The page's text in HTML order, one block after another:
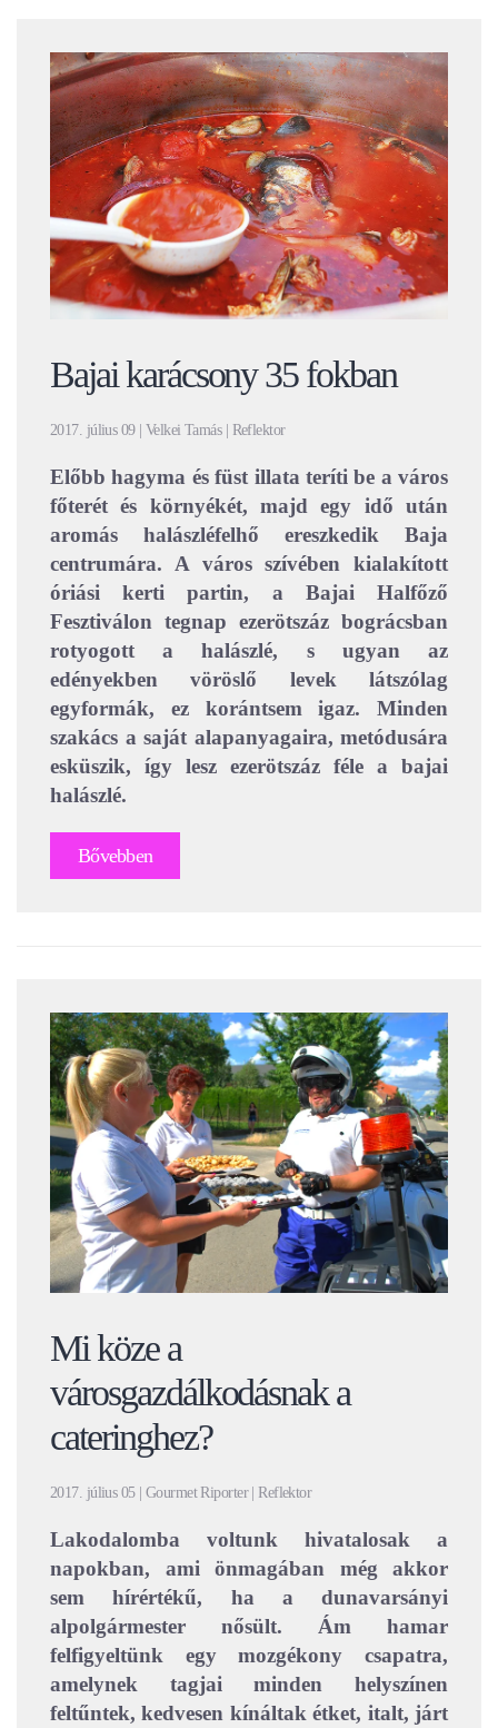
Bajai karácsony 35 fokban
2017. július 09 | Velkei Tamás | Reflektor
Előbb hagyma és füst illata teríti be a város
főterét és környékét, majd egy idő után
aromás halászléfelhő ereszkedik Baja
centrumára. A város szívében kialakított
óriási kerti partin, a Bajai Halfőző
Fesztiválon tegnap ezerötszáz bográcsban
rotyogott a halászlé, s ugyan az
edényekben vöröslő levek látszólag
egyformák, ez korántsem igaz. Minden
szakács a saját alapanyagaira, metódusára
esküszik, így lesz ezerötszáz féle a bajai
halászlé.
Bővebben
Mi köze a
városgazdálkodásnak a
cateringhez?
2017. július 05 | Gourmet Riporter | Reflektor
Lakodalomba voltunk hivatalosak a
napokban, ami önmagában még akkor
sem hírértékű, ha a dunavarsányi
alpolgármester nősült. Ám hamar
felfigyeltünk egy mozgékony csapatra,
amelynek tagjai minden helyszínen
feltűntek, kedvesen kínáltak étket, italt, járt